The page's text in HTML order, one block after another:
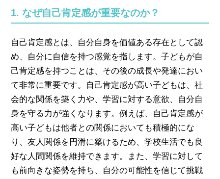
1. なぜ自己肯定感が重要なのか？
自己肯定感とは、自分自身を価値ある存在として認
め、自分に自信を持つ感覚を指します。子どもが自
己肯定感を持つことは、その後の成長や発達におい
て非常に重要です。自己肯定感が高い子どもは、社
会的な関係を築く力や、学習に対する意欲、自分自
身を守る力が強くなります。例えば、自己肯定感が
高い子どもは他者との関係においても積極的にな
り、友人関係を円滑に築けるため、学校生活でも良
好な人間関係を維持できます。また、学習に対して
も前向きな姿勢を持ち、自分の可能性を信じて挑戦